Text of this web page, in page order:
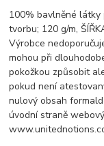
100% bavlněné
tvorbu; 120 g/m,
Výrobce
mohou při
pokožkou způsobit
pokud není
nulový obsah
úvodní straně